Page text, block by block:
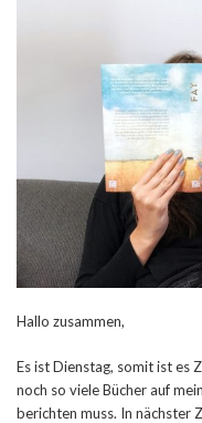
Hallo zusammen,
Es ist Dienstag, somit ist es
noch so viele Bücher auf
berichten muss. In nächster